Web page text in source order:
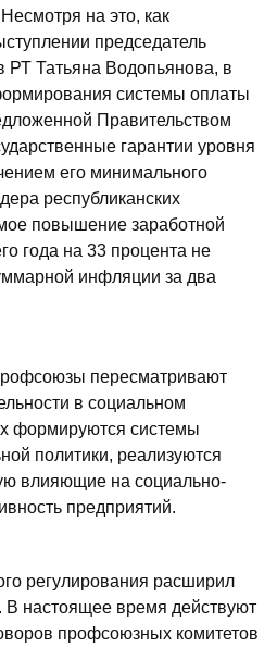
на это, как
председатель
Татьяна Водопьянова, в
системы оплаты
Правительством
гарантии уровня
его минимального
республиканских
повышение заработной
года на 33 процента не
инфляции за два
пересматривают
в социальном
формируются системы
политики, реализуются
влияющие на социально-
предприятий.
регулирования расширил
В настоящее время действуют
профсоюзных комитетов